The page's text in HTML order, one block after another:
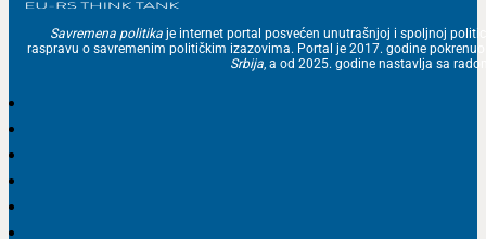
Savremena politika je internet portal posvećen unutrašnjoj i spoljnoj
raspravu o savremenim političkim izazovima. Portal je 2017. godine
Srbija , a od 2025. godine nastavlja sa